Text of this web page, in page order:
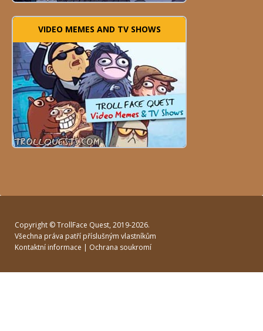
VIDEO MEMES AND TV SHOWS
Copyright ©TrollFace Quest, 2019-2026.
Všechna práva patří příslušným vlastníkům
Kontaktní informace | Ochrana soukromí